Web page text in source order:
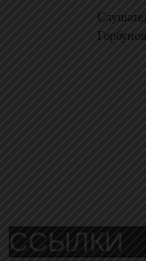
ССЫЛКИ